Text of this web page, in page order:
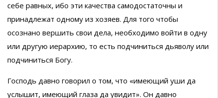
себе равных, ибо эти качества самодостаточны и
принадлежат одному из хозяев. Для того чтобы
осознано вершить свои дела, необходимо войти в одну
или другую иерархию, то есть подчиниться дьяволу или
подчиниться Богу.
Господь давно говорил о том, что «имеющий уши да
услышит, имеющий глаза да увидит». Он давно